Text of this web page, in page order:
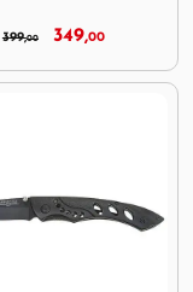
399,00 349,00